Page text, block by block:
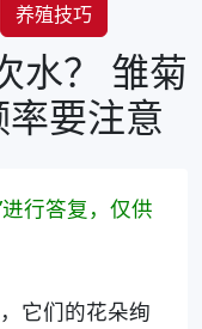
养殖技巧
水？ 雏菊
要注意
进行答复，仅供
它们的花朵绚